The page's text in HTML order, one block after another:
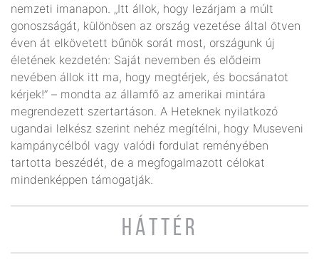
nemzeti imanapon. „Itt állok, hogy lezárjam a múlt
gonoszságát, különösen az ország vezetése által ötven
éven át elkövetett bűnök sorát most, országunk új
életének kezdetén: Saját nevemben és elődeim
nevében állok itt ma, hogy megtérjek, és bocsánatot
kérjek!” – mondta az államfő az amerikai mintára
megrendezett szertartáson. A Heteknek nyilatkozó
ugandai lelkész szerint nehéz meg­ítélni, hogy Museveni
kampánycélból vagy valódi fordulat reményében
tartotta beszédét, de a megfogalmazott célokat
mindenképpen támogatják.
HÁTTÉR